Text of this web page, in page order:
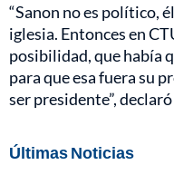
“Sanon no es político,
iglesia. Entonces en
posibilidad, que había
para que esa fuera su
ser presidente”,
Últimas Noticias